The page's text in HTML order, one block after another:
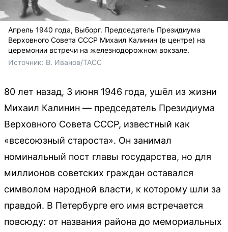
Апрель 1940 года, Выборг. Председатель Президиума
Верховного Совета СССР Михаил Калинин (в центре) на
церемонии встречи на железнодорожном вокзале.
Источник: В. Иванов/ТАСС
80 лет назад, 3 июня 1946 года, ушёл из жизни
Михаил Калинин — председатель Президиума
Верховного Совета СССР, известный как
«всесоюзный староста». Он занимал
номинальный пост главы государства, но для
миллионов советских граждан оставался
символом народной власти, к которому шли за
правдой. В Петербурге его имя встречается
повсюду: от названия района до мемориальных